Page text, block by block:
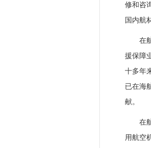
修和咨
国内航
在
援保障
十多年
已在海
献。
在
用航空